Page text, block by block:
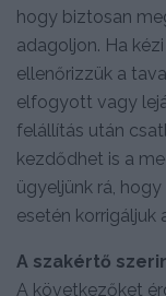
hogy biztosan
adagoljon. Ha
ellenőrizzük a
elfogyott vagy
felállítás után
kezdődhet is a
ügyeljünk rá,
esetén korrigáljuk
A szakértő
A következőket